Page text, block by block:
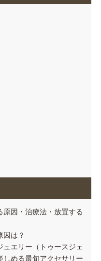
因・治療法・放置する
因は？
エリー（トゥースジェ
しめる最旬アクセサリー